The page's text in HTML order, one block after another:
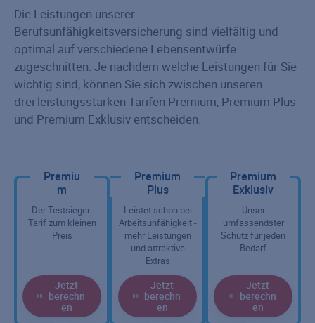
Die Leistungen unserer
Berufsunfähigkeitsversicherung sind vielfältig und
optimal auf verschiedene Lebensentwürfe
zugeschnitten. Je nachdem welche Leistungen für Sie
wichtig sind, können Sie sich zwischen unseren
drei leistungsstarken Tarifen Premium, Premium Plus
und Premium Exklusiv entscheiden.
Leistungsbeschreibung
Premiu
m
Der Testsieger-
Tarif zum kleinen
Preis
Jetzt
berechn
en
Premium
Plus
Leistet schon bei
Arbeitsunfähigkeit -
mehr Leistungen
und attraktive
Extras
Jetzt
berechn
en
Premium
Exklusiv
Unser
umfassendster
Schutz für jeden
Bedarf
Jetzt
berechn
en